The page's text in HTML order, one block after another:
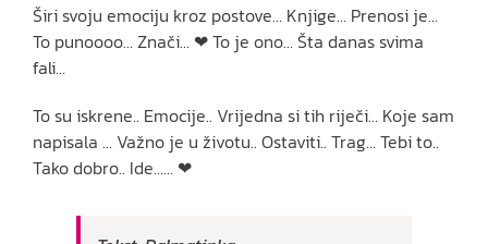
Širi svoju emociju kroz postove… Knjige… Prenosi je…
To punoooo… Znači… ❤ To je ono… Šta danas svima
fali…
To su iskrene.. Emocije.. Vrijedna si tih riječi… Koje sam
napisala … Važno je u životu.. Ostaviti.. Trag… Tebi to..
Tako dobro.. Ide…… ❤